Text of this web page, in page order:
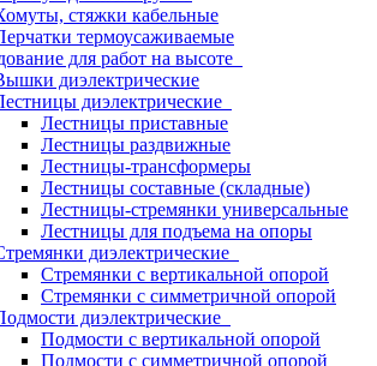
стяжки кабельные
термоусаживаемые
для работ на высоте
диэлектрические
диэлектрические
Лестницы приставные
Лестницы раздвижные
Лестницы-трансформеры
Лестницы составные (складные)
Лестницы-стремянки универсальные
Лестницы для подъема на опоры
диэлектрические
Стремянки с вертикальной опорой
Стремянки с симметричной опорой
диэлектрические
Подмости с вертикальной опорой
Подмости с симметричной опорой